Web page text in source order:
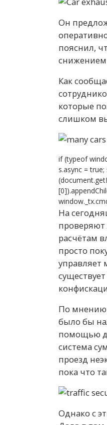
Он
пояснил,
снижением
Как
которые
слишком
if (typeof
s.async =
На
проверяют
расчётам
просто
По мнению
было бы
помощью
система
проезд
пока что
Однако с